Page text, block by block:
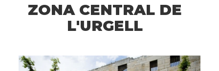
ZONA CENTRAL DE
L'URGELL